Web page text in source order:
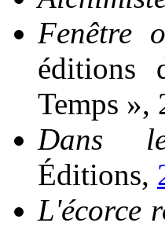
Fenêtre
éditions
Temps »,
Dans
Éditions,
L'écorce